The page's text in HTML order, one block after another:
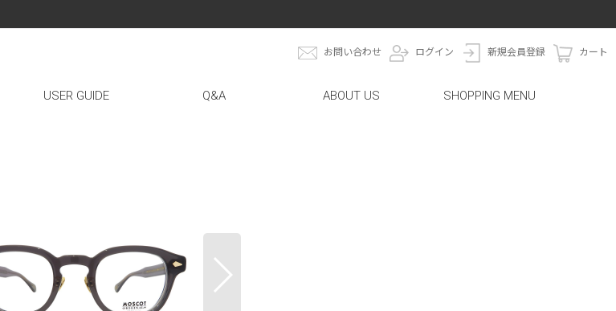
お問い合わせ ログイン 新規会員登録 カート
USER GUIDE Q&A ABOUT US SHOPPING MENU